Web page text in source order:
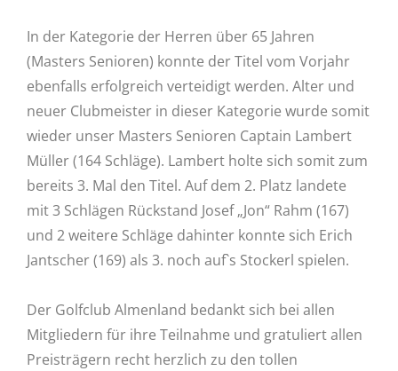
In der Kategorie der Herren über 65 Jahren
(Masters Senioren) konnte der Titel vom Vorjahr
ebenfalls erfolgreich verteidigt werden. Alter und
neuer Clubmeister in dieser Kategorie wurde somit
wieder unser Masters Senioren Captain Lambert
Müller (164 Schläge). Lambert holte sich somit zum
bereits 3. Mal den Titel. Auf dem 2. Platz landete
mit 3 Schlägen Rückstand Josef „Jon“ Rahm (167)
und 2 weitere Schläge dahinter konnte sich Erich
Jantscher (169) als 3. noch auf`s Stockerl spielen.
Der Golfclub Almenland bedankt sich bei allen
Mitgliedern für ihre Teilnahme und gratuliert allen
Preisträgern recht herzlich zu den tollen